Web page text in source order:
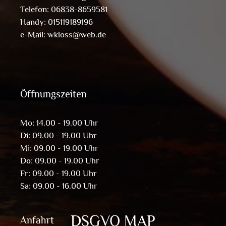
Telefon: 06838-8659581
Handy: 015119189196
e-Mail: wkloss@web.de
Öffnungszeiten
Mo: 14.00 - 19.00 Uhr
Di: 09.00 - 19.00 Uhr
Mi: 09.00 - 19.00 Uhr
Do: 09.00 - 19.00 Uhr
Fr: 09.00 - 19.00 Uhr
Sa: 09.00 - 16.00 Uhr
Anfahrt DSGVO MAP